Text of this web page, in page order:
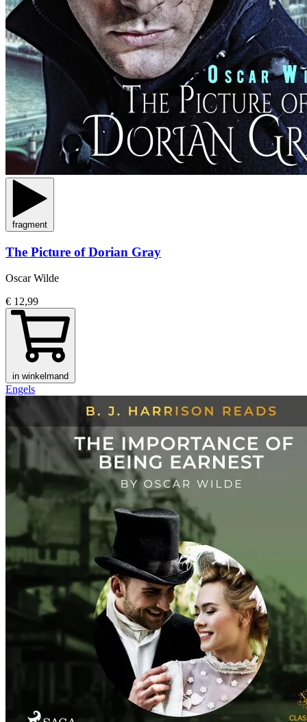
fragment
The Picture of Dorian Gray
Oscar Wilde
€ 12,99
in winkelmand
Engels